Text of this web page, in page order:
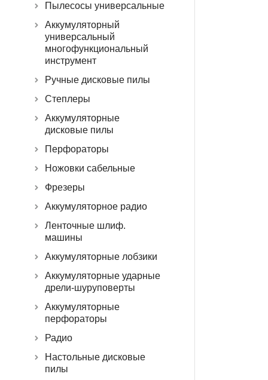
Пылесосы универсальные
Аккумуляторный
универсальный
многофункциональный
инструмент
Ручные дисковые пилы
Степлеры
Аккумуляторные
дисковые пилы
Перфораторы
Ножовки сабельные
Фрезеры
Аккумуляторное радио
Ленточные шлиф.
машины
Аккумуляторные лобзики
Аккумуляторные ударные
дрели-шуруповерты
Аккумуляторные
перфораторы
Радио
Настольные дисковые
пилы